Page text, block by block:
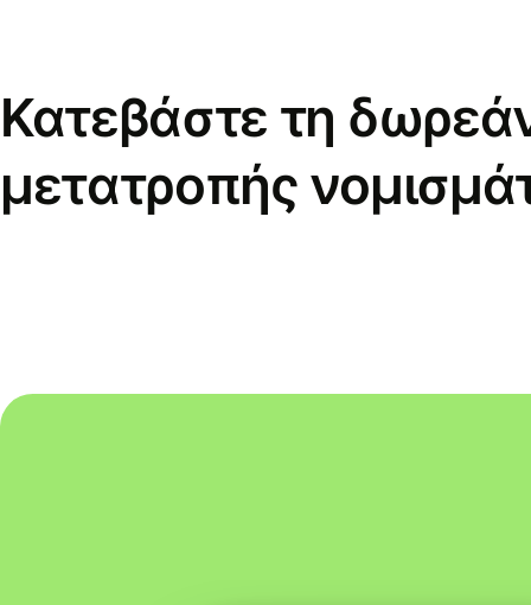
Κατεβάστε τη
μετατροπής